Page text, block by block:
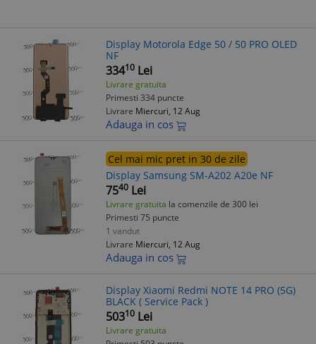
Display Motorola Edge 50 / 50 PRO OLED
NF
33410 Lei
Livrare gratuita
Primesti 334 puncte
Livrare Miercuri, 12 Aug
Adauga in cos
Cel mai mic pret in 30 de zile
Display Samsung SM-A202 A20e NF
7540 Lei
Livrare gratuita la comenzile de 300 lei
Primesti 75 puncte
1 vandut
Livrare Miercuri, 12 Aug
Adauga in cos
Display Xiaomi Redmi NOTE 14 PRO (5G)
BLACK ( Service Pack )
50310 Lei
Livrare gratuita